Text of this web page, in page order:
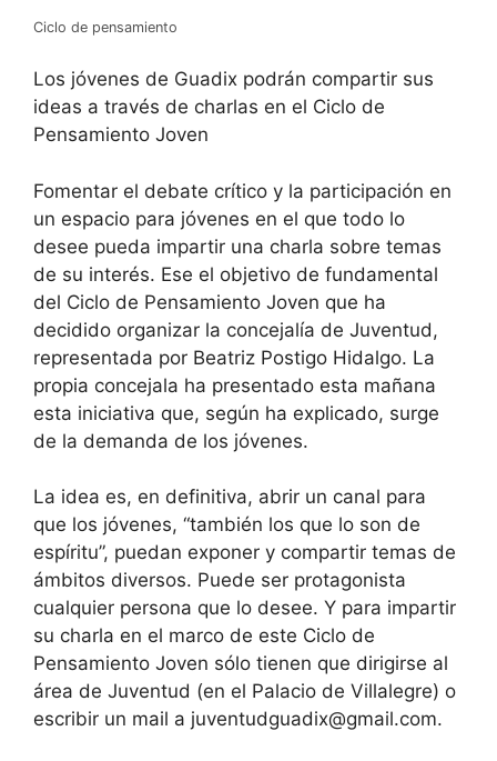
Ciclo de pensamiento
Los jóvenes de Guadix podrán compartir sus
ideas a través de charlas en el Ciclo de
Pensamiento Joven
Fomentar el debate crítico y la participación en
un espacio para jóvenes en el que todo lo
desee pueda impartir una charla sobre temas
de su interés. Ese el objetivo de fundamental
del Ciclo de Pensamiento Joven que ha
decidido organizar la concejalía de Juventud,
representada por Beatriz Postigo Hidalgo. La
propia concejala ha presentado esta mañana
esta iniciativa que, según ha explicado, surge
de la demanda de los jóvenes.
La idea es, en definitiva, abrir un canal para
que los jóvenes, “también los que lo son de
espíritu”, puedan exponer y compartir temas de
ámbitos diversos. Puede ser protagonista
cualquier persona que lo desee. Y para impartir
su charla en el marco de este Ciclo de
Pensamiento Joven sólo tienen que dirigirse al
área de Juventud (en el Palacio de Villalegre) o
escribir un mail a juventudguadix@gmail.com.